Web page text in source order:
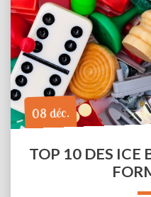
08 déc.
TOP 10 DES ICE